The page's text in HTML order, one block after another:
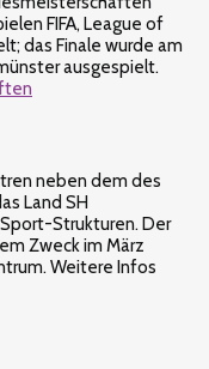
FIFA, League of
das Finale wurde am
ausgespielt.
neben dem des
Land SH
Strukturen. Der
Zweck im März
Weitere Infos